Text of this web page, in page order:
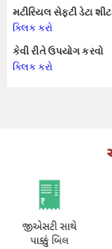
મટીરિયલ સેફ્ટી ડેટા શીટ
ક્લિક કરો
કેવી રીતે ઉપયોગ કરવો
ક્લિક કરો